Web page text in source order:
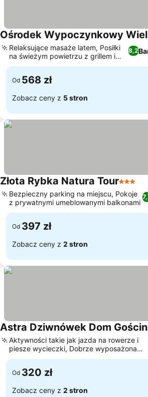
Ośrodek Wypoczynkowy
8,2
Relaksujące masaże latem, Posiłki
na świeżym powietrzu z grillem i
muzyką
Od 568 zł
Zobacz ceny z 5 stron
Złota Rybka Natura Tour3
Bezpieczny parking na miejscu, Pokoje
z prywatnymi umeblowanymi balkonami
Od 397 zł
Zobacz ceny z 2 stron
Astra Dziwnówek Dom
Aktywności takie jak jazda na rowerze i
piesze wycieczki, Dobrze wyposażona
wspólna kuchnia dla gości
Od 320 zł
Zobacz ceny z 2 stron